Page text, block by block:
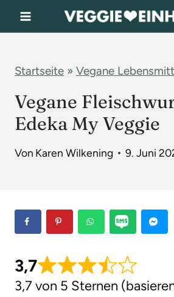
u
Startseite » Vegane
Vegane
Edeka My Veggie
Von Karen Wilkening 9. Juni
3,7
3,7 von 5 Sternen